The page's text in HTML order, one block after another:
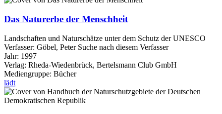
Das Naturerbe der Menschheit
Landschaften und Naturschätze unter dem Schutz der UNESCO
Verfasser: Göbel, Peter Suche nach diesem Verfasser
Jahr: 1997
Verlag: Rheda-Wiedenbrück, Bertelsmann Club GmbH
Mediengruppe: Bücher
lädt